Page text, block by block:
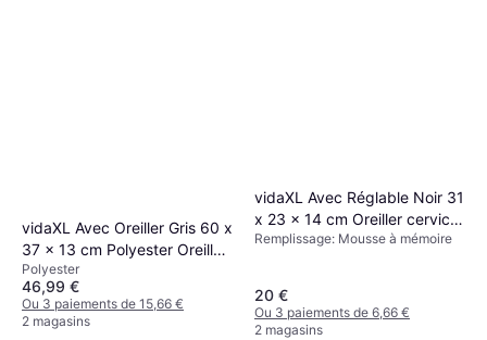
vidaXL Avec Oreiller Gris 60 x
37 x 13 cm Polyester Oreiller
cervical Gris
Polyester
46,99 €
Ou 3 paiements de 15,66 €
2 magasins
vidaXL Avec Réglable Noir 31
x 23 x 14 cm Oreiller cervical
Noir
Remplissage: Mousse à mémoire
20 €
Ou 3 paiements de 6,66 €
2 magasins